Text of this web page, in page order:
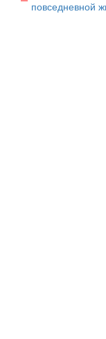
повседневной